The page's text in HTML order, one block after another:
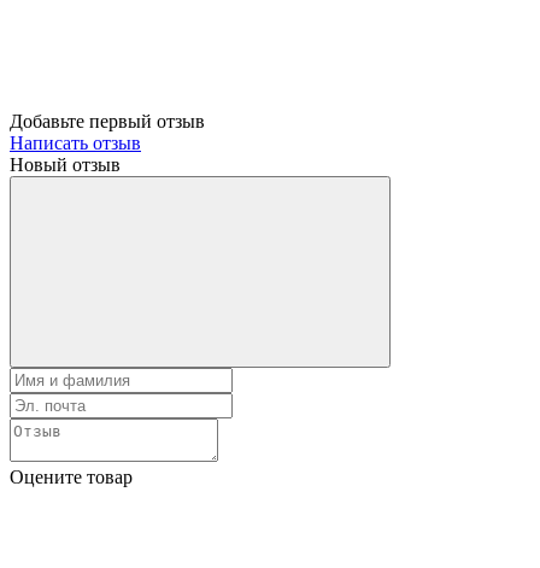
Добавьте первый отзыв
Написать отзыв
Новый отзыв
Оцените товар